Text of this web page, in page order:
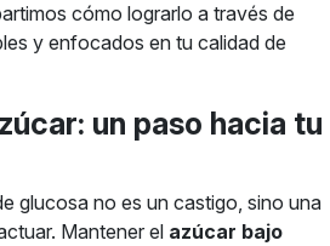
cómo lograrlo a través de
y enfocados en tu calidad de
un paso hacia tu
glucosa no es un castigo, sino una
Mantener el azúcar bajo